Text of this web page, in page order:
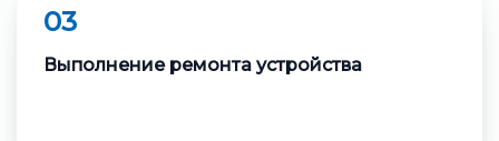
03
Выполнение ремонта устройства